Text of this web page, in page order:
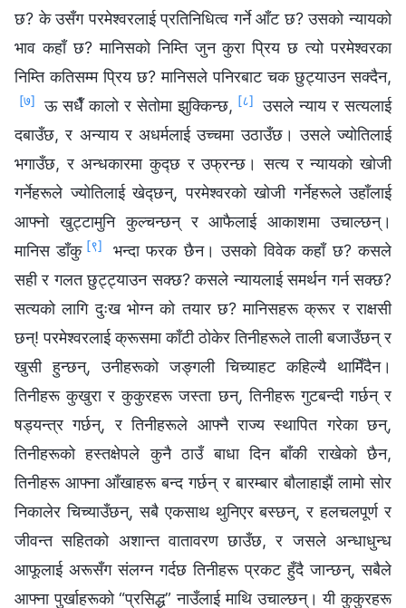
छ? के उसँग परमेश्‍वरलाई प्रतिनिधित्व गर्ने आँट छ? उसको न्यायको
भाव कहाँ छ? मानिसको निम्ति जुन कुरा प्रिय छ त्यो परमेश्‍वरका
निम्ति कतिसम्म प्रिय छ? मानिसले पनिरबाट चक छुट्याउन सक्दैन,
[७] ऊ सधैँ कालो र सेतोमा झुक्‍किन्छ, [८] उसले न्याय र सत्यलाई
दबाउँछ, र अन्याय र अधर्मलाई उच्चमा उठाउँछ। उसले ज्योतिलाई
भगाउँछ, र अन्धकारमा कुद्छ र उफ्रन्छ। सत्य र न्यायको खोजी
गर्नेहरूले ज्योतिलाई खेद्छन्, परमेश्‍वरको खोजी गर्नेहरूले उहाँलाई
आफ्नो खुट्टामुनि कुल्चन्छन् र आफैलाई आकाशमा उचाल्छन्।
मानिस डाँकु [९]
भन्दा फरक छैन। उसको विवेक कहाँ छ? कसले
सही र गलत छुट्ट्याउन सक्छ? कसले न्यायलाई समर्थन गर्न सक्छ?
सत्यको लागि दुःख भोग्न को तयार छ? मानिसहरू क्रूर र राक्षसी
छन्! परमेश्‍वरलाई क्रूसमा काँटी ठोकेर तिनीहरूले ताली बजाउँछन् र
खुसी हुन्छन्, उनीहरूको जङ्गली चिच्याहट कहिल्यै थामिँदैन।
तिनीहरू कुखुरा र कुकुरहरू जस्ता छन्, तिनीहरू गुटबन्दी गर्छन् र
षड्यन्त्र गर्छन्, र तिनीहरूले आफ्नै राज्य स्थापित गरेका छन्,
तिनीहरूको हस्तक्षेपले कुनै ठाउँ बाधा दिन बाँकी राखेको छैन,
तिनीहरू आफ्ना आँखाहरू बन्द गर्छन् र बारम्बार बौलाहाझैं लामो सोर
निकालेर चिच्याउँछन्, सबै एकसाथ थुनिएर बस्छन्, र हलचलपूर्ण र
जीवन्त सहितको अशान्त वातावरण छाउँछ, र जसले अन्धाधुन्ध
आफूलाई अरूसँग संलग्न गर्दछ तिनीहरू प्रकट हुँदै जान्छन्, सबैले
आफ्ना पुर्खाहरूको “प्रसिद्ध” नाउँलाई माथि उचाल्छन्। यी कुकुरहरू